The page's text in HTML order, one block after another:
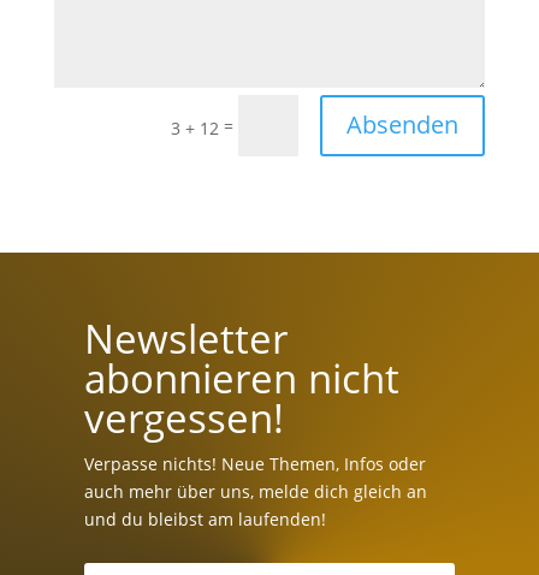
3 + 12 = Absenden
Newsletter
abonnieren nicht
vergessen!
Verpasse nichts! Neue Themen, Infos oder
auch mehr über uns, melde dich gleich an
und du bleibst am laufenden!